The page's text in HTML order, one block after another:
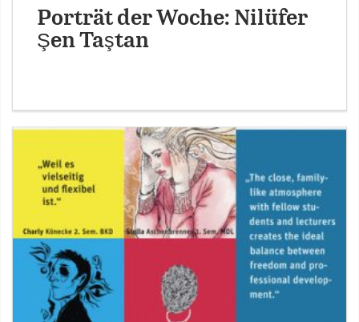
Porträt der Woche: Nilüfer
Şen Taştan